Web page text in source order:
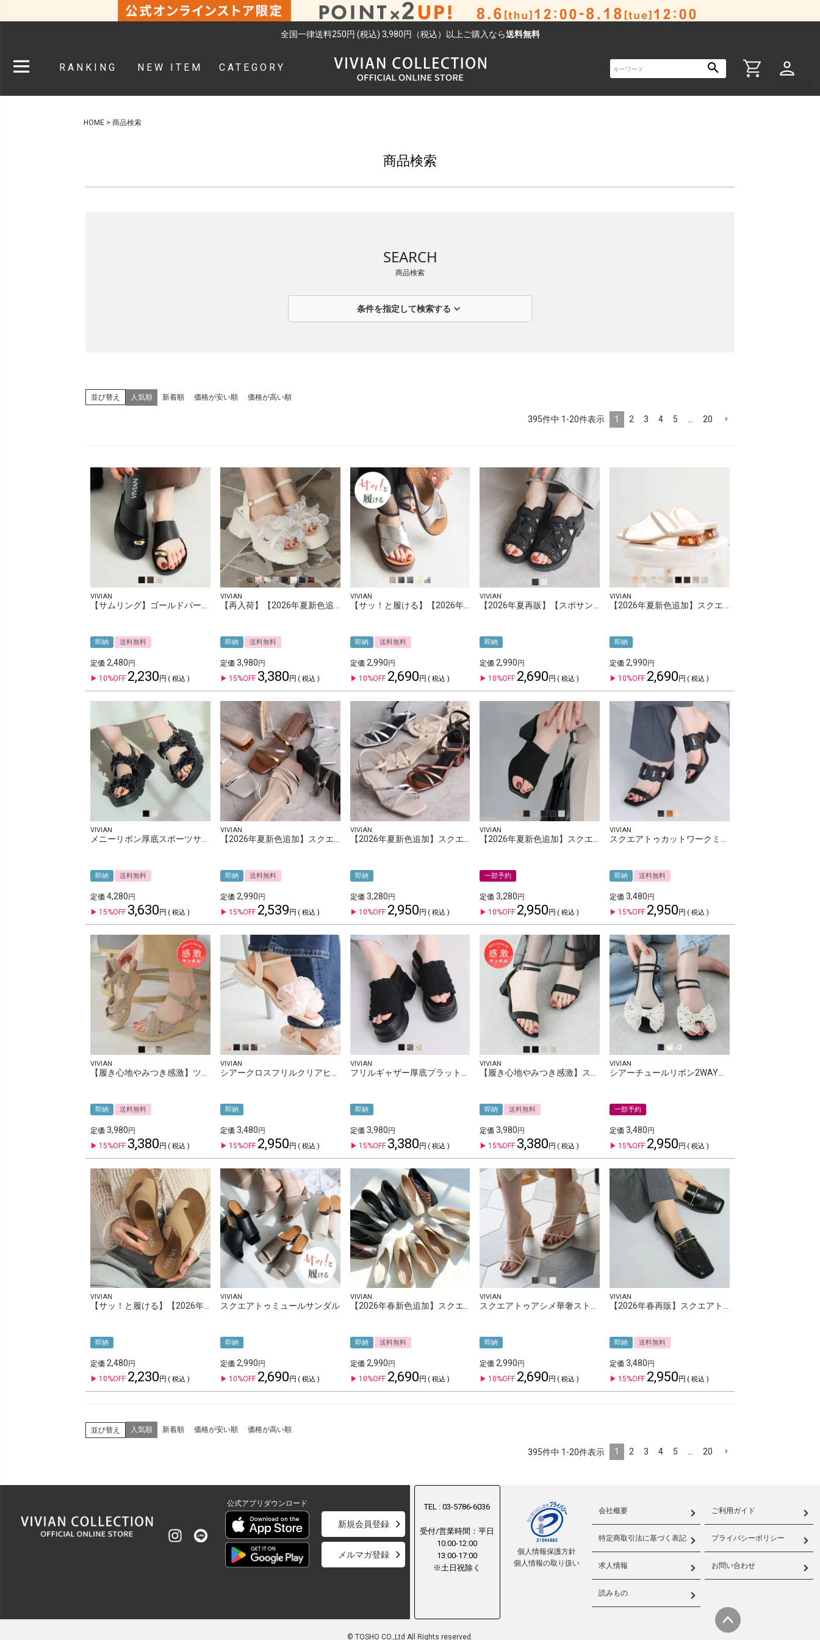
全国一律送料250円 (税込) 3,980円（税込）以上ご購入なら送料無料
RANKING NEW ITEM CATEGORY
検索
HOME 商品検索
商品検索
SEARCH
商品検索
条件を指定して検索する expand_more
サイズ ヒールの高さ
5-7cm
7-9cm
再入荷 アウトレット
在庫なし商品を表示しない
選択をクリア tune この条件で検索する
並び替え 人気順 新着順 価格が安い順 価格が高い順
395件中 1-20件表示 1 2 3 4 5 20
VIVIAN
即納 送料無料
定価 2,480
10%OFF 2,230 税込
VIVIAN
即納 送料無料
定価 3,980
15%OFF 3,380 税込
VIVIAN
【サッ！と履ける】【2026年夏新色追加】厚底コンフォートクロスサンダル
即納 送料無料
定価 2,990
10%OFF 2,690 税込
VIVIAN
即納
定価 2,990
10%OFF 2,690 税込
VIVIAN
即納
定価 2,990
10%OFF 2,690 税込
VIVIAN
即納 送料無料
定価 4,280
15%OFF 3,630 税込
VIVIAN
即納 送料無料
定価 2,990
15%OFF 2,539 税込
VIVIAN
即納
定価 3,280
10%OFF 2,950 税込
VIVIAN
一部予約
定価 3,280
10%OFF 2,950 税込
VIVIAN
即納 送料無料
定価 3,480
15%OFF 2,950 税込
VIVIAN
即納 送料無料
定価 3,980
15%OFF 3,380 税込
VIVIAN
即納
定価 3,480
15%OFF 2,950 税込
VIVIAN
即納
定価 3,980
15%OFF 3,380 税込
VIVIAN
即納 送料無料
定価 3,980
15%OFF 3,380 税込
VIVIAN
一部予約
定価 3,480
15%OFF 2,950 税込
VIVIAN
【サッ！と履ける】【2026年夏新色追加】アシメトングカジュアルコンフォートサンダル
即納
定価 2,480
10%OFF 2,230 税込
VIVIAN
スクエアトゥミュールサンダル
即納
定価 2,990
10%OFF 2,690 税込
VIVIAN
【2026年春新色追加】スクエアトゥ切り替えデザインバブーシュ
即納 送料無料
定価 2,990
10%OFF 2,690 税込
VIVIAN
スクエアトゥアシメ華奢ストラップヒールサンダル
即納
定価 2,990
10%OFF 2,690 税込
VIVIAN
【2026年春再販】スクエアトゥピースソールビット付きローファー
即納 送料無料
定価 3,480
15%OFF 2,950 税込
並び替え 人気順 新着順 価格が安い順 価格が高い順
395件中 1-20件表示 1 2 3 4 5 … 20
公式アプリダウンロード
新規会員登録
メルマガ登録
TEL : 03-5786-6036
受付/営業時間：平日
10:00-12:00
13:00-17:00
※土日祝除く
個人情報保護方針
個人情報の取り扱い
会社概要 ご利用ガイド
特定商取引法に基づく表記 プライバシーポリシー
求人情報 お問い合わせ
読みもの
© TOSHO CO.,Ltd All Rights reserved.